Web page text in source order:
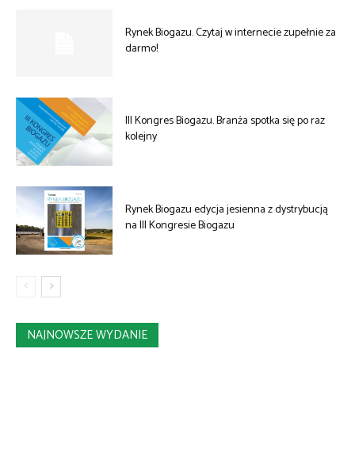
Rynek Biogazu. Czytaj w internecie zupełnie za
darmo!
III Kongres Biogazu. Branża spotka się po raz
kolejny
Rynek Biogazu edycja jesienna z dystrybucją
na III Kongresie Biogazu
NAJNOWSZE WYDANIE